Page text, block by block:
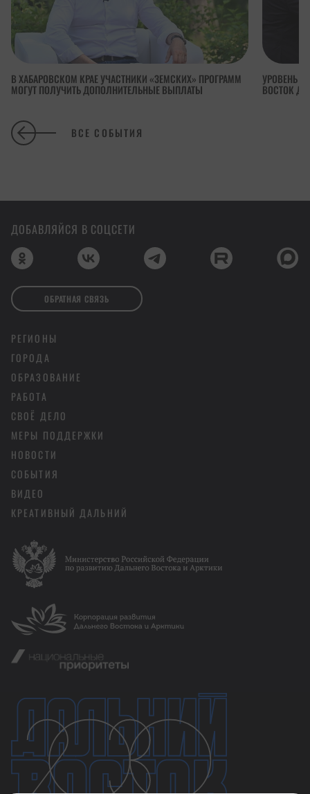
В ХАБАРОВСКОМ КРАЕ УЧАСТНИКИ «ЗЕМСКИХ» ПРОГРАММ
МОГУТ ПОЛУЧИТЬ ДОПОЛНИТЕЛЬНЫЕ ВЫПЛАТЫ
УРОВЕНЬ
ВОСТОК
ВСЕ СОБЫТИЯ
РЕГИОНЫ
ГОРОДА
ОБРАЗОВАНИЕ
РАБОТА
СВОЁ ДЕЛО
МЕРЫ ПОДДЕРЖКИ
НОВОСТИ
СОБЫТИЯ
ВИДЕО
КРЕАТИВНЫЙ ДАЛЬНИЙ
ДОБАВЛЯЙСЯ В СОЦСЕТИ
ОБРАТНАЯ СВЯЗЬ